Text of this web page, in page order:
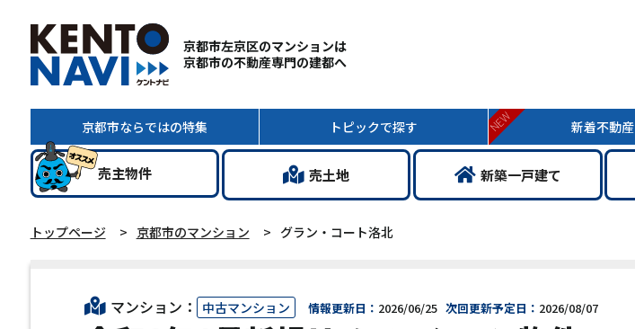
京都市左京区のマンションは
京都市の不動産専門の建都へ
京都市ならではの特集 トピックで探す 新着不動産
NEW
売主物件 売土地 新築一戸建て
トップページ 京都市のマンション グラン・コート洛北
マンション： 中古マンション 情報更新日： 2026/06/25 次回更新予定日： 2026/08/07